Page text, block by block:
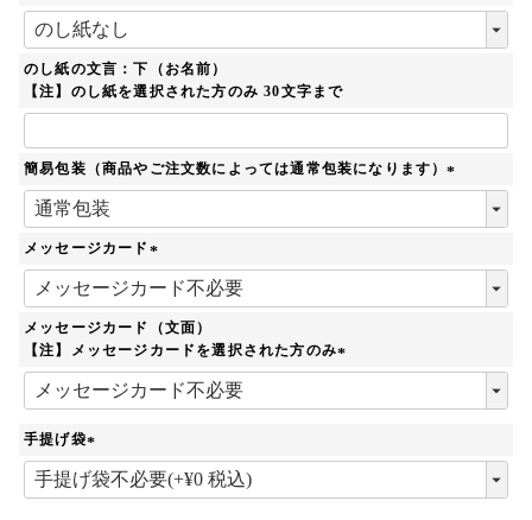
(
必
須
)
のし紙の文言：下（お名前）
【注】のし紙を選択された方のみ 30文字まで
簡易包装（商品やご注文数によっては通常包装になります）
メッセージカード
須
)
メッセージカード（文面）
【注】メッセージカードを選択された方のみ
手提げ袋
(
必